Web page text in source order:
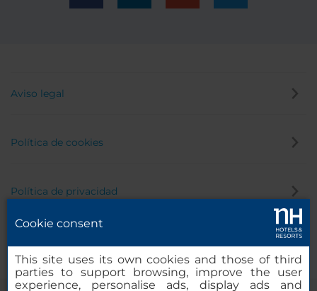
Aviso legal
Política de cookies
Política de privacidad
Cookie consent
This site uses its own cookies and those of third
parties to support browsing, improve the user
experience, personalise ads, display ads and